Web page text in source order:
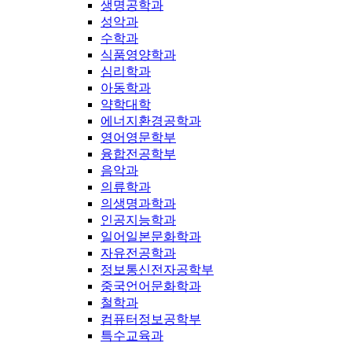
생명공학과
성악과
수학과
식품영양학과
심리학과
아동학과
약학대학
에너지환경공학과
영어영문학부
융합전공학부
음악과
의류학과
의생명과학과
인공지능학과
일어일본문화학과
자유전공학과
정보통신전자공학부
중국언어문화학과
철학과
컴퓨터정보공학부
특수교육과